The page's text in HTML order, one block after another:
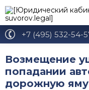
+7 (495) 532-54-
Возмещение
попадании
дорожную яму